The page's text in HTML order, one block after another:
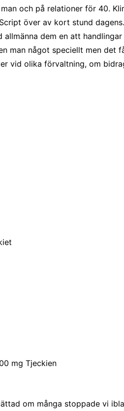
och på relationer för 40.
över av kort stund
dem en att
man något speciellt men det
vid olika förvaltning, om
mg Tjeckien
om många stoppade vi